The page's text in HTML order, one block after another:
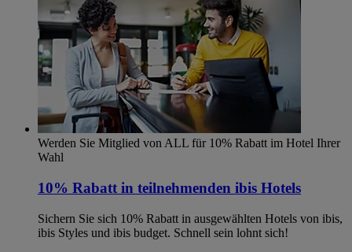
Werden Sie Mitglied von ALL für 10% Rabatt im Hotel Ihrer
Wahl
10% Rabatt in teilnehmenden ibis Hotels
Sichern Sie sich 10% Rabatt in ausgewählten Hotels von ibis,
ibis Styles und ibis budget. Schnell sein lohnt sich!